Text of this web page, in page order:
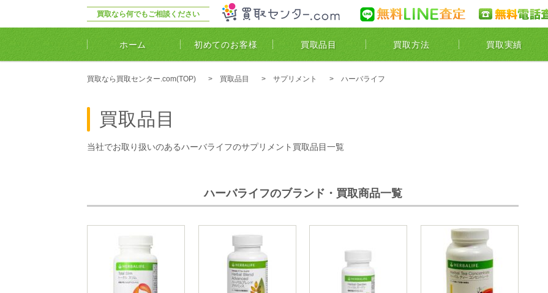
買取なら何でもご相談ください
無料LINE査定
ホーム 初めてのお客様 買取品目 買取方法 買取実績
買取なら買取センター.com(TOP) 買取品目 サプリメント ハーバライフ
買取品目
当社でお取り扱いのあるハーバライフのサプリメント買取品目一覧
ハーバライフのブランド・買取商品一覧